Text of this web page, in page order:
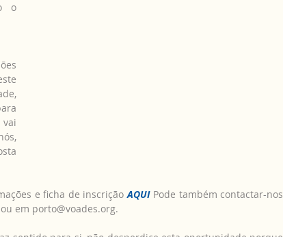
o
vai
e ficha de inscrição
AQUI Pode também contactar-nos
em porto@voades.org.